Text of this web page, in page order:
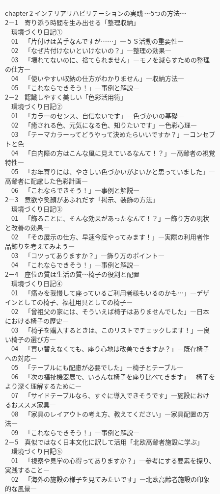
chapter 2 インテリアリハビリテーションの実践 ～5つの方法～
2－1 寄り添う時間を生み出せる「整理収納」
環境づくり日記①
01 「片付けは苦手なんですが……」―５Ｓ活動の重要性―
02 「なぜ片付けないといけないの？」―整理の効果―
03 「壊れてないのに、捨てられません」―モノを減らすための整理
の仕方―
04 「使いやすい収納の仕方がわかりません」―収納方法―
05 「これならできそう！」―事例と解説―
2－2 認識しやすく美しい「色彩活用術」
環境づくり日記②
01 「カラーのセンス、自信ないです」―色づかいの基礎―
02 「癒される色、元気になる色、知りたいです」―色彩心理―
03 「テーマカラーってどうやって決めたらいいですか？」―コンセプ
トと色―
04 「白内障の方はこんな風に見えているなんて！？」―高齢者の視覚
特性―
05 「お年寄りには、やさしい色づかいがよいかと思っていました」―
高齢者に配慮した色彩計画―
06 「これならできそう！」―事例と解説―
2－3 意欲や笑顔があふれだす「掲示、装飾の方法」
環境づくり日記③
01 「飾ることに、そんな効果があったなんて！？」―飾り方の現状
と改善の効果―
02 「その展示の仕方、早速今度やってみます！」―実際の利用者作
品飾りを考えてみよう―
03 「コツってありますか？」―飾り方のポイント―
04 「これならできそう！」―事例と解説―
2－4 座位の質は生活の質～椅子の役割と配置
環境づくり日記④
01 「痛みを我慢して座っているご利用者様もいるのかも…」―デザ
インとしての椅子、福祉用具としての椅子―
02 「曾祖父の家には、そういえば椅子はありませんでした」―日本
における椅子の歴史―
03 「椅子を購入するときは、このリストでチェックします！」―良
い椅子の選び方―
04 「買い替えなくても、座り心地は改善できますか？」―既存椅子
への対応―
05 「テーブルにも配慮が必要でした」―椅子とテーブル―
06 「次の福祉機器展で、いろんな椅子を座り比べてきます」―椅子を
より深く理解するために―
07 「サイドテーブルなら、すぐに導入できそうです」―施設におけ
るおススメ家具―
08 「家具のレイアウトの考え方、教えてください」―家具配置の方
法―
09 「これならできそう！」―事例と解説―
2－5 真似ではなく日本文化に訳して活用「北欧高齢者施設に学ぶ」
環境づくり日記⑤
01 「視察や見学の心得ってありますか？」―参考にする要素を探り、
実践すること―
02 「海外の施設の様子を見てみたいです」―北欧高齢者施設の印象
的な風景―